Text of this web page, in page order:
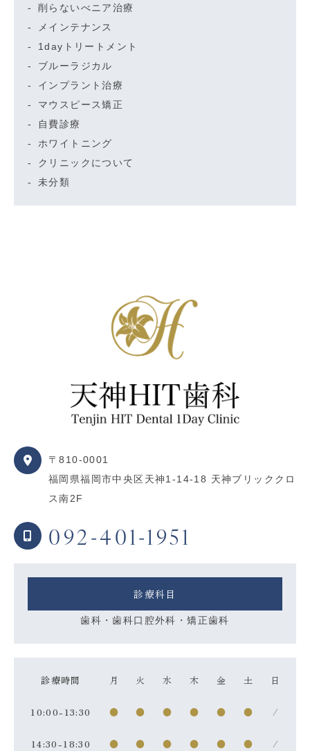
削らないべニア治療
メインテナンス
1dayトリートメント
ブルーラジカル
インプラント治療
マウスピース矯正
自費診療
ホワイトニング
クリニックについて
未分類
〒810-0001
福岡県福岡市中央区天神1-14-18 天神ブリッククロ
ス南2F
092-401-1951
診療科目
歯科・歯科口腔外科・矯正歯科
診療時間 月 火 水 木 金 土 日
10:00-13:30 ● ● ● ● ● ● /
14:30-18:30 ● ● ● ● ● ● /